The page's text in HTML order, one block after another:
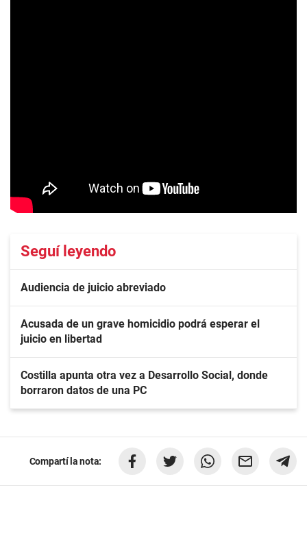
Seguí leyendo
Audiencia de juicio abreviado
Acusada de un grave homicidio podrá esperar el
juicio en libertad
Costilla apunta otra vez a Desarrollo Social, donde
borraron datos de una PC
Compartí la nota: